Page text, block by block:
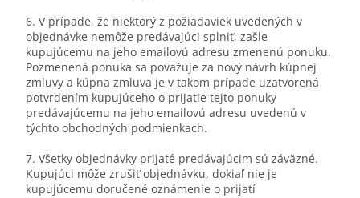
6. V prípade, že niektorý z požiadaviek uvedených v
objednávke nemôže predávajúci splniť, zašle
kupujúcemu na jeho emailovú adresu zmenenú ponuku.
Pozmenená ponuka sa považuje za nový návrh kúpnej
zmluvy a kúpna zmluva je v takom prípade uzatvorená
potvrdením kupujúceho o prijatie tejto ponuky
predávajúcemu na jeho emailovú adresu uvedenú v
týchto obchodných podmienkach.
7. Všetky objednávky prijaté predávajúcim sú záväzné.
Kupujúci môže zrušiť objednávku, dokiaľ nie je
kupujúcemu doručené oznámenie o prijatí